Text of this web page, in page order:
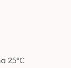
25ºC